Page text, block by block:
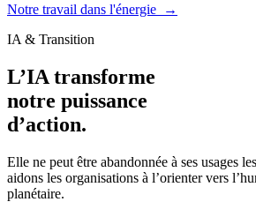
Notre travail dans l'énergie →
IA & Transition
L’IA transforme
notre puissance
d’action.
Elle ne peut être abandonnée à ses usages
aidons les organisations à l’orienter vers
planétaire.